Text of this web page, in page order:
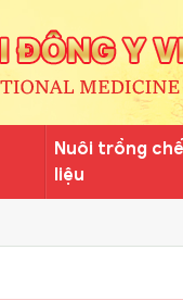
Nuôi trồng
liệu